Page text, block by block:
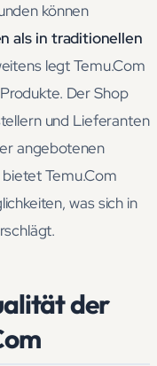
können
als in traditionellen
legt Temu.Com
Der Shop
und Lieferanten
angebotenen
Temu.Com
was sich in
der